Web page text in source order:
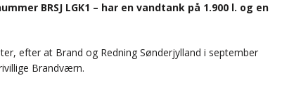
BRSJ LGK1 – har en vandtank på 1.900 l. og en
efter at Brand og Redning Sønderjylland i september
Brandværn.